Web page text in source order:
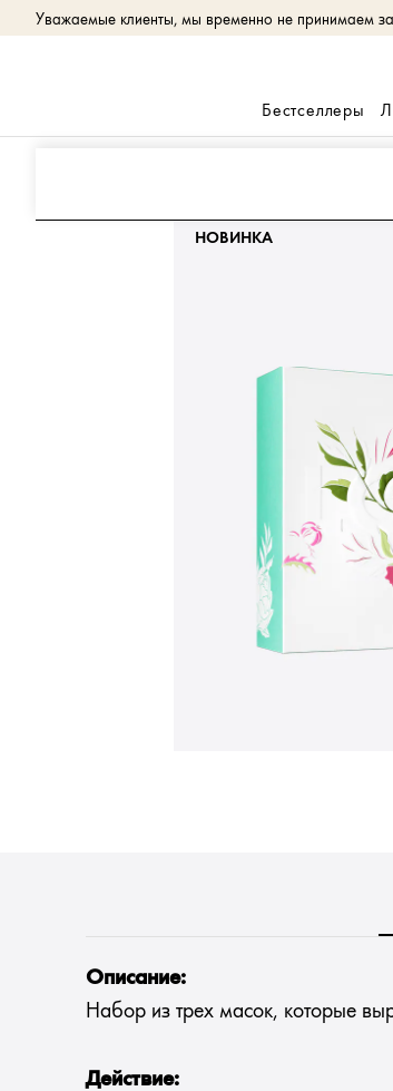
Уважаемые клиенты, мы временно не принимаем
Бестселлеры
НОВИНКА
Описание:
Набор из трех масок, которые
Действие: